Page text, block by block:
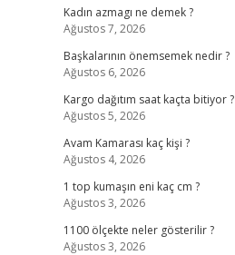
Kadın azmagı ne demek ?
Ağustos 7, 2026
Başkalarının önemsemek nedir ?
Ağustos 6, 2026
Kargo dağıtım saat kaçta bitiyor ?
Ağustos 5, 2026
Avam Kamarası kaç kişi ?
Ağustos 4, 2026
1 top kumaşın eni kaç cm ?
Ağustos 3, 2026
1100 ölçekte neler gösterilir ?
Ağustos 3, 2026